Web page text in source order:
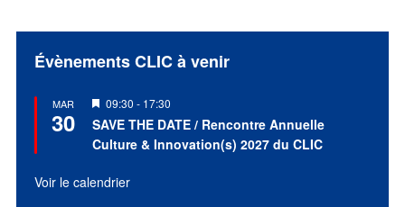
Évènements CLIC à venir
MAR
30
Mis
en
avant
09:30 - 17:30
SAVE THE DATE / Rencontre Annuelle
Culture & Innovation(s) 2027 du CLIC
Voir le calendrier